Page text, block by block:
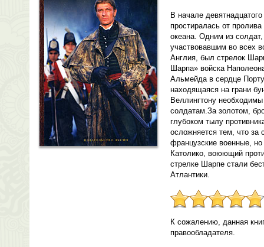
В начале
простиралась от
океана. Одним из
участвовавшим во всех
Англия, был стрелок
Шарпа» войска
Альмейда в сердце
находящаяся на грани
Веллингтону
солдатам.За золотом,
глубоком тылу
осложняется тем, что за
французские военные,
Католико, воюющий
стрелке Шарпе стали
Атлантики.
К сожалению, данная
правообладателя.